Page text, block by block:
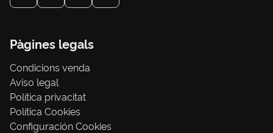
Pàgines legals
Condicions venda
Aviso legal
Política privacitat
Política Cookies
Configuración Cookies